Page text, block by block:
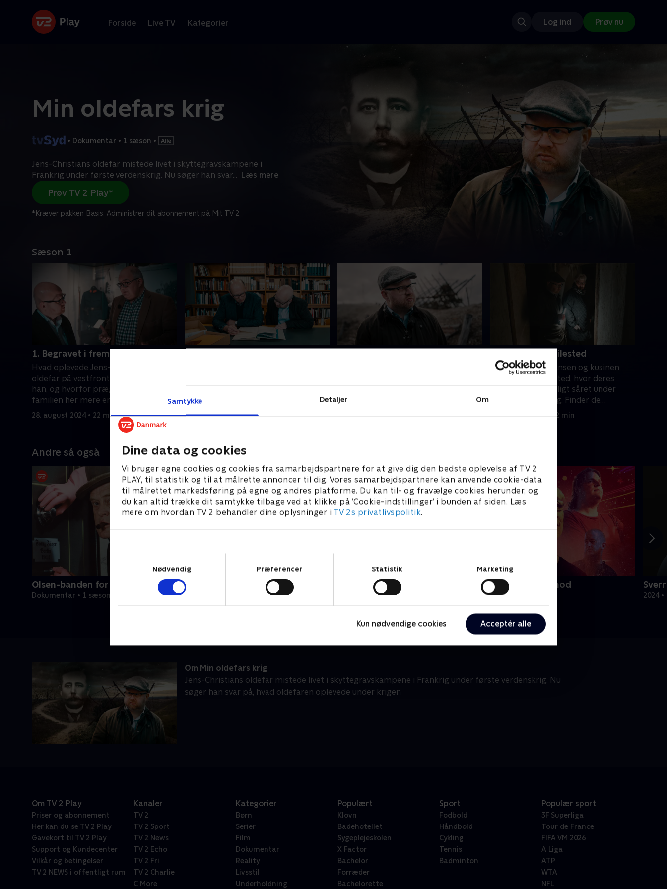
Samtykke Detaljer Om
Dine data og cookies
Vi bruger egne cookies og cookies fra samarbejdspartnere for at give dig den bedste oplevelse af TV 2
PLAY, til statistik og til at målrette annoncer til dig. Vores samarbejdspartnere kan anvende cookie-data
til målrettet markedsføring på egne og andres platforme. Du kan til- og fravælge cookies herunder, og
du kan altid trække dit samtykke tilbage ved at klikke på ’Cookie-indstillinger’ i bunden af siden. Læs
mere om hvordan TV 2 behandler dine oplysninger i TV 2s privatlivspolitik.
Nødvendig
Præferencer Statistik Marketing
Kun nødvendige cookies Acceptér alle
Forside Live TV Kategorier Log ind Prøv nu
Min oldefars krig
• Dokumentar • 1 sæson •
Jens-Christians oldefar mistede livet i skyttegravskampene i
Frankrig under første verdenskrig. Nu søger han svar... Læs mere
Prøv TV 2 Play*
*Kræver pakken Basis. Administrer dit abonnement på Mit TV 2.
Sæson 1
1. Begravet i fremmed muld
Hvad oplevede Jens-Christians
oldefar på vestfronten, hvor faldt
han, og hvorfor præger tabet forsat
familien her mere end 100 år senere?.
28. august 2024 • 22 min
hvor oldefaren mistede livet i de
intense skyttegravskampe i Argonne-
28. august 2024 • 22 min
som oldefaren kæmpede i under
4. Det sidste hvilested
Jens-Christian Hansen og kusinen
Lotte finder det sted, hvor deres
oldefar blev dødeligt såret under
første verdenskrig. Finder de
oldefarens sidste hvilested?.
28. august 2024 • 22 min
Andre så også
Olsen-banden for altid
Dokumentar • 1 sæsoner
Låst inde for livet
Dokumentar • 1 sæsoner
Kim Kanonarm og rejsen mod
verdensrekorden
2021 • Dokumentar • 1 t. 36 min
2024
Om Min oldefars krig
Jens-Christians oldefar mistede livet i skyttegravskampene i Frankrig under første verdenskrig. Nu
søger han svar på, hvad oldefaren oplevede under krigen
Om TV 2 Play
Priser og abonnement
Her kan du se TV 2 Play
Gavekort til TV 2 Play
Support og Kundecenter
Vilkår og betingelser
TV 2 NEWS i offentligt rum
Kanaler
TV 2
TV 2 Sport
TV 2 News
TV 2 Echo
TV 2 Fri
TV 2 Charlie
C More
Kategorier
Børn
Serier
Film
Dokumentar
Reality
Livsstil
Underholdning
Populært
Klovn
Badehotellet
Sygeplejeskolen
X Factor
Bachelor
Forræder
Bachelorette
Sport
Fodbold
Håndbold
Cykling
Tennis
Badminton
Populær sport
3F Superliga
Tour de France
FIFA VM 2026
A Liga
ATP
WTA
NFL